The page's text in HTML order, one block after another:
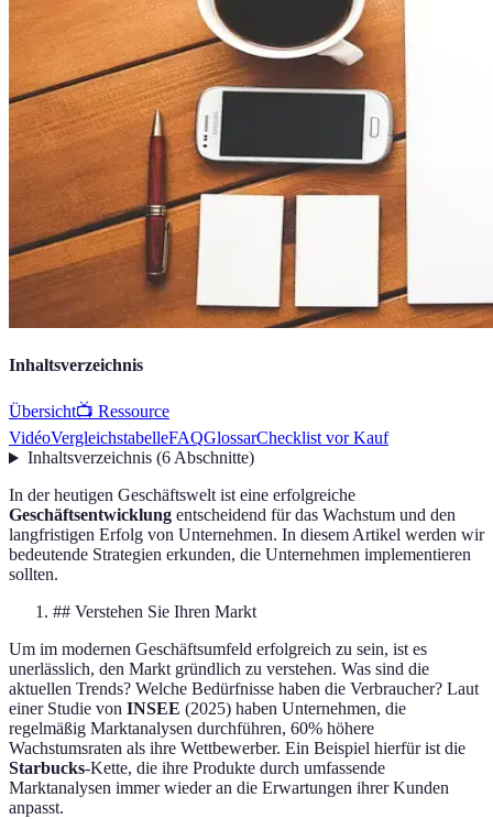
Inhaltsverzeichnis
Übersicht📺 Ressource
VidéoVergleichstabelleFAQGlossarChecklist vor Kauf
Inhaltsverzeichnis(6Abschnitte)
In der heutigen Geschäftswelt ist eine erfolgreiche
Geschäftsentwicklung entscheidend für das Wachstum und den
langfristigen Erfolg von Unternehmen. In diesem Artikel werden wir
bedeutende Strategien erkunden, die Unternehmen implementieren
sollten.
## Verstehen Sie Ihren Markt
Um im modernen Geschäftsumfeld erfolgreich zu sein, ist es
unerlässlich, den Markt gründlich zu verstehen. Was sind die
aktuellen Trends? Welche Bedürfnisse haben die Verbraucher? Laut
einer Studie von INSEE (2025) haben Unternehmen, die
regelmäßig Marktanalysen durchführen, 60% höhere
Wachstumsraten als ihre Wettbewerber. Ein Beispiel hierfür ist die
Starbucks-Kette, die ihre Produkte durch umfassende
Marktanalysen immer wieder an die Erwartungen ihrer Kunden
anpasst.